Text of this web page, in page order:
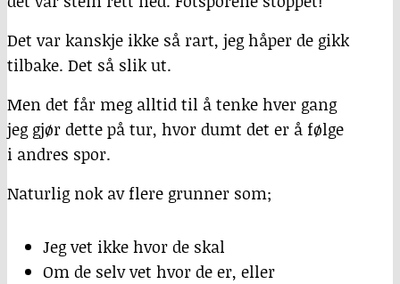
Det var kanskje ikke så rart, jeg håper de gikk
tilbake. Det så slik ut.
Men det får meg alltid til å tenke hver gang
jeg gjør dette på tur, hvor dumt det er å følge
i andres spor.
Naturlig nok av flere grunner som;
Jeg vet ikke hvor de skal
Om de selv vet hvor de er, eller